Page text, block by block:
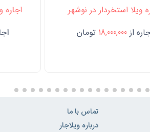
ویلا استخردار در نوشهر
از 18,000,000 تومان
اجاره
تماس با ما
درباره ویلاجار